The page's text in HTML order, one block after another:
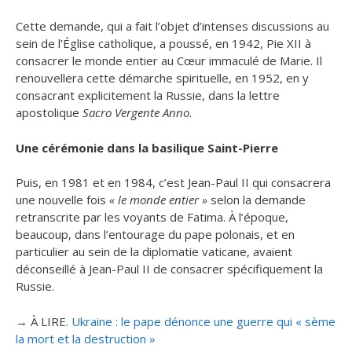
Cette demande, qui a fait l’objet d’intenses discussions au
sein de l’Église catholique, a poussé, en 1942, Pie XII à
consacrer le monde entier au Cœur immaculé de Marie. Il
renouvellera cette démarche spirituelle, en 1952, en y
consacrant explicitement la Russie, dans la lettre
apostolique Sacro Vergente Anno.
Une cérémonie dans la basilique Saint-Pierre
Puis, en 1981 et en 1984, c’est Jean-Paul II qui consacrera
une nouvelle fois « le monde entier » selon la demande
retranscrite par les voyants de Fatima. À l’époque,
beaucoup, dans l’entourage du pape polonais, et en
particulier au sein de la diplomatie vaticane, avaient
déconseillé à Jean-Paul II de consacrer spécifiquement la
Russie.
→ À LIRE. Ukraine : le pape dénonce une guerre qui « sème
la mort et la destruction »